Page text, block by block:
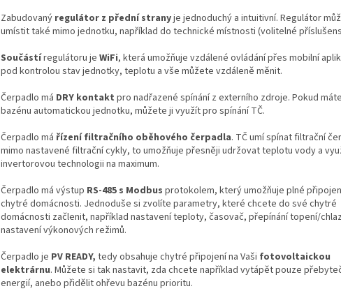
Zabudovaný regulátor z přední stranyje jednoduchý a intuitivní. Regulátor
umístit také mimo jednotku, například do technické místnosti (volitelné
Součástíregulátoru je WiFi, která umožňuje vzdálené ovládání přes mobilní
pod kontrolou stav jednotky, teplotu a vše můžete vzdáleně měnit.
Čerpadlo má DRY kontakt pro nadřazené spínání z externího zdroje. Pokud
bazénu automatickou jednotku, můžete ji využít pro spínání TČ.
Čerpadlo má řízení filtračního oběhového čerpadla. TČ umí spínat filtrační
mimo nastavené filtrační cykly, to umožňuje přesněji udržovat teplotu vody a
invertorovou technologii na maximum.
Čerpadlo má výstup RS-485 s Modbus protokolem, který umožňuje plné
chytré domácnosti. Jednoduše si zvolíte parametry, které chcete do své chytré
domácnosti začlenit, například nastavení teploty, časovač, přepínání topení/
nastavení výkonových režimů.
Čerpadlo je PV READY, tedy obsahuje chytré připojení na Vaši fotovoltaickou
elektrárnu. Můžete si tak nastavit, zda chcete například vytápět pouze
energií, anebo přidělit ohřevu bazénu prioritu.